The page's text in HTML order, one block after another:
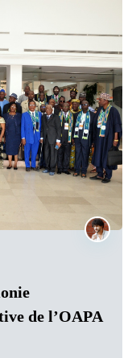
de l’OAPA